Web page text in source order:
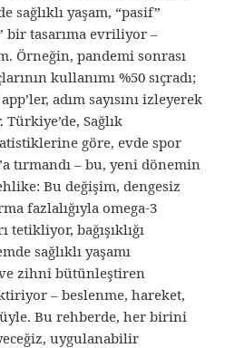
sağlıklı yaşam, “pasif”
bir tasarıma evriliyor –
Örneğin, pandemi sonrası
kullanımı %50 sıçradı;
adım sayısını izleyerek
Sağlık
göre, evde spor
tırmandı – bu, yeni dönemin
Bu değişim, dengesiz
fazlalığıyla omega-3
bağışıklığı
sağlıklı yaşamı
zihni bütünleştiren
– beslenme, hareket,
Bu rehberde, her birini
uygulanabilir